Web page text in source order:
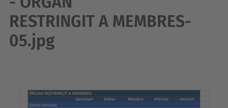
RESTRINGIT A MEMBRES-
05.jpg